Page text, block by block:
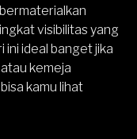
visibilitas yang
ini ideal banget jika
atau kemeja
bisa kamu lihat